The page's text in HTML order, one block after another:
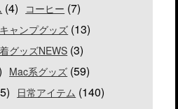
(4) コーヒー (7)
キャンプグッズ (13)
グッズNEWS (3)
Mac系グッズ (59)
日常アイテム (140)